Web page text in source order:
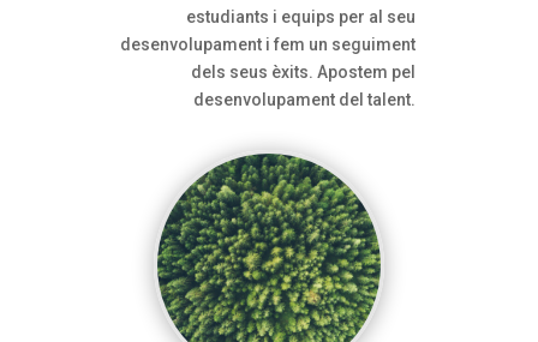
estudiants i equips per al seu
desenvolupament i fem un seguiment
dels seus èxits. Apostem pel
desenvolupament del talent.